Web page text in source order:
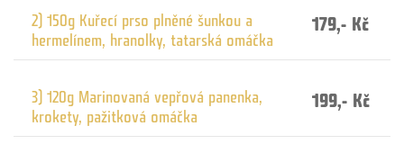
2) 150g Kuřecí prso plněné šunkou a
hermelínem, hranolky, tatarská omáčka 179,- Kč
3) 120g Marinovaná vepřová panenka,
krokety, pažitková omáčka 199,- Kč